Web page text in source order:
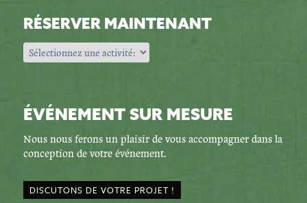
RÉSERVER MAINTENANT
ÉVÉNEMENT SUR MESURE
Nous nous ferons un plaisir de vous accompagner dans la
conception de votre événement.
DISCUTONS DE VOTRE PROJET !